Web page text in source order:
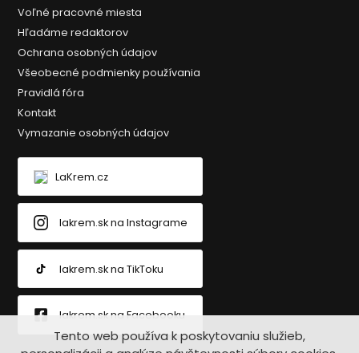
Voľné pracovné miesta
Hľadáme redaktorov
Ochrana osobných údajov
Všeobecné podmienky používania
Pravidlá fóra
Kontakt
Vymazanie osobných údajov
LaKrem.cz
lakrem.sk na Instagrame
lakrem.sk na TikToku
lakrem.sk na Facebooku
Tento web používa k poskytovaniu služieb,